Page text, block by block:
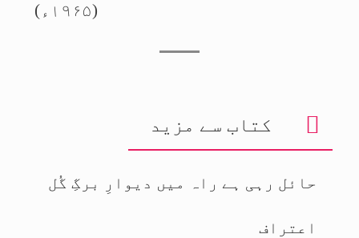
(۱۹۶۵ء)
کتاب سے مزید
حائل رہی ہے راہ میں دیوارِ برگِ گُل
اعتراف